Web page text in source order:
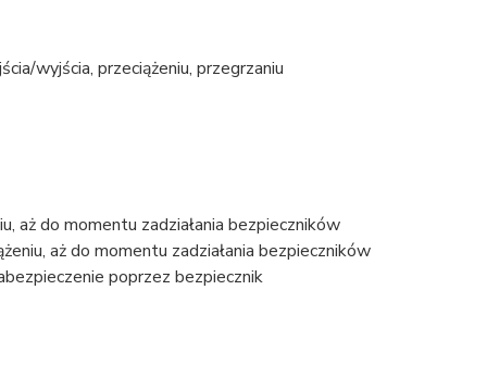
wyjścia, przeciążeniu, przegrzaniu
aż do momentu zadziałania bezpieczników
aż do momentu zadziałania bezpieczników
poprzez bezpiecznik